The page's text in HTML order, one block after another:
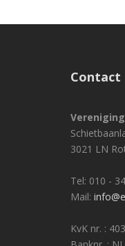
Contact
3021 LN
Tel: 010 -
Mail:
KvK nr. :